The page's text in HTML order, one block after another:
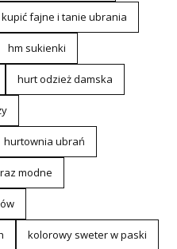
fajne i tanie ubrania
hm sukienki
hurt odzież damska
hurtownia ubrań
modne
kolorowy sweter w paski